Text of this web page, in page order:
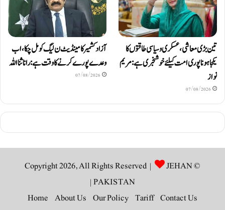
تین بڑی معاشی، عسکری و سیاسی طاقتوں کا
یکجا ہونا پوری امت کیلئے خوشخبری ہے: مریم
نواز
07/08/2026
آزاد کشمیر کا مینڈیٹ ن لیگ کو مل چکا، اب
وعدے پورے کرنے کا وقت ہے: رانا ثنا اللہ
07/08/2026
© Copyright 2026, All Rights Reserved |
JEHAN
PAKISTAN
|
Contact Us
Tariff
Our Policy
About Us
Home